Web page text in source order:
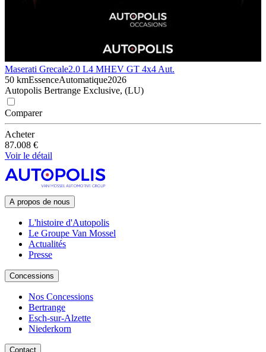
Maserati Grecale2.0 L4 MHEV GT 4x4 Aut.
50 kmEssenceAutomatique2026
Autopolis Bertrange Exclusive, (LU)
Comparer
Acheter
87.008 €
Voir le détail
A propos de nous
L'histoire d'Autopolis
Le Groupe Van Mossel
Actualités
Presse
Concessions
Nos Concessions
Bertrange
Esch-sur-Alzette
Niederkorn
Contact